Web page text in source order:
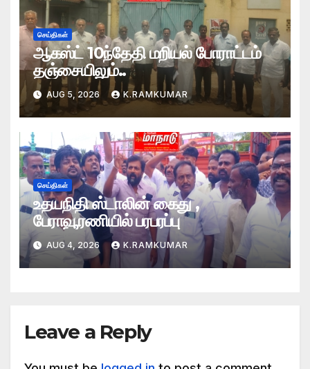
செய்திகள்
ஆகஸ்ட் 10ந்தேதி மறியல் போராட்டம்
தஞ்சையிலும்..
AUG 5, 2026 K.RAMKUMAR
செய்திகள்
உதயநிதி ஸ்டாலின் கைது ,
பேராவூரணியில் பரபரப்பு
AUG 4, 2026 K.RAMKUMAR
Leave a Reply